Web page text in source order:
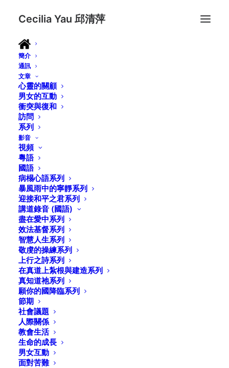
Cecilia Yau 邱清萍
簡介
通訊
文章
心靈的關顧
男女的互動
衝突與復和
訪問
系列
影音
視頻
粵語
國語
病榻心語系列
暴風雨中的寧靜系列
迎接和平之君系列
講道錄音 (國語)
盡在愛中系列
效法基督系列
智慧人生系列
敬虔的操練系列
上行之詩系列
在真道上紮根與建造系列
真知道祂系列
願你的國降臨系列
節期
社會議題
人際關係
教會生活
生命的成長
男女互動
面對苦難